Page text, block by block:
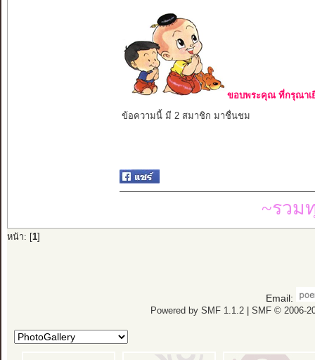
ขอบพระคุณ ที่กรุณาเ
ข้อความนี้ มี 2 สมาชิก มาชื่นชม
~รวม
หน้า: [ 1]
Email:
Powered by SMF 1.1.2| SMF © 2006-